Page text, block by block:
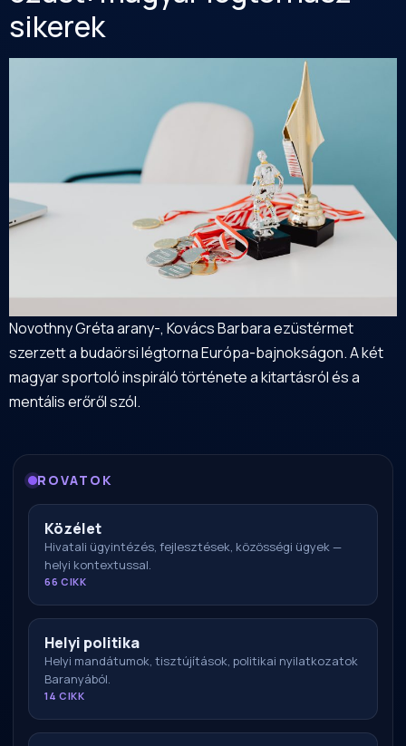
sikerek
Novothny Gréta arany-, Kovács Barbara ezüstérmet
szerzett a budaörsi légtorna Európa-bajnokságon. A két
magyar sportoló inspiráló története a kitartásról és a
mentális erőről szól.
ROVATOK
Közélet
Hivatali ügyintézés, fejlesztések, közösségi ügyek —
helyi kontextussal.
66 CIKK
Helyi politika
Helyi mandátumok, tisztújítások, politikai nyilatkozatok
Baranyából.
14 CIKK